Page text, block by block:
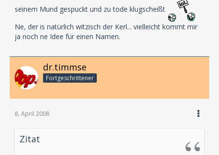
seinem Mund gespuckt und zu tode klugscheißt
Ne, der is natürlich witzisch der Kerl... vielleicht kommt mir
ja noch ne Idee für einen Namen.
dr.timmse
Fortgeschrittener
8. April 2008
Zitat